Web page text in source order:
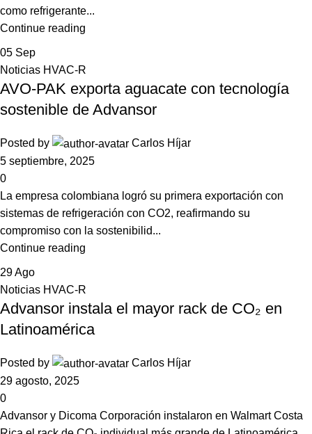
como refrigerante...
Continue reading
05 Sep
Noticias HVAC-R
AVO-PAK exporta aguacate con tecnología
sostenible de Advansor
Posted by
Carlos Híjar
5 septiembre, 2025
0
La empresa colombiana logró su primera exportación con
sistemas de refrigeración con CO2, reafirmando su
compromiso con la sostenibilid...
Continue reading
29Ago
Noticias HVAC-R
Advansor instala el mayor rack de CO₂ en
Latinoamérica
Posted by
Carlos Híjar
29 agosto, 2025
0
Advansor y Dicoma Corporación instalaron en Walmart Costa